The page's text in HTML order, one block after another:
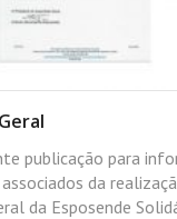
publicação para
da
da Esposende